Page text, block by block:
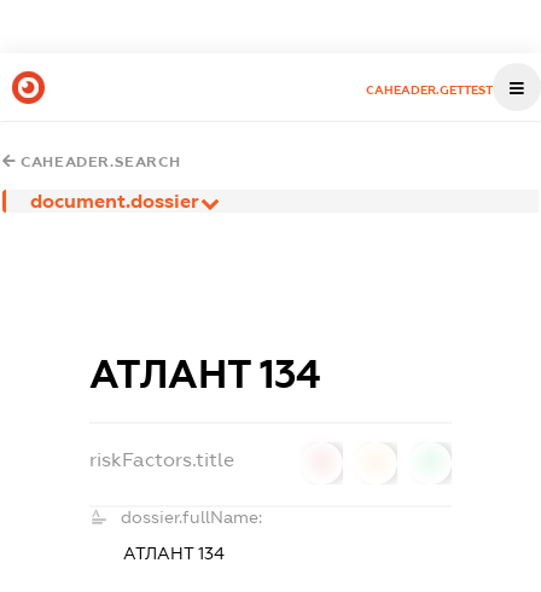
CAHEADER.GETTEST
CAHEADER.SEARCH
document.dossier
АТЛАНТ 134
riskFactors.title
dossier.fullName:
АТЛАНТ 134